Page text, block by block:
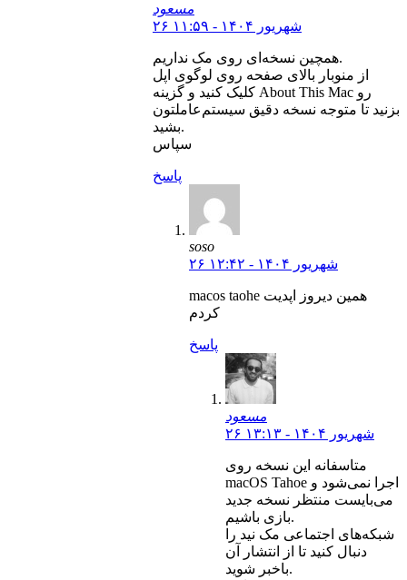
مسعود
۲۶ شهریور ۱۴۰۴ - ۱۱:۵۹
همچین نسخه‌ای روی مک نداریم.
از منوبار بالای صفحه روی لوگوی اپل
کلیک کنید و گزینه About This Mac رو
بزنید تا متوجه نسخه دقیق سیستم‌عاملتون
بشید.
سپاس
پاسخ
soso
۲۶ شهریور ۱۴۰۴ - ۱۲:۴۲
macos taohe همین دیروز اپدیت
کردم
پاسخ
مسعود
۲۶ شهریور ۱۴۰۴ - ۱۳:۱۳
متاسفانه این نسخه روی
macOS Tahoe اجرا نمی‌شود و
می‌بایست منتظر نسخه جدید
بازی باشیم.
شبکه‌های اجتماعی مک نید را
دنبال کنید تا از انتشار آن
باخبر شوید.